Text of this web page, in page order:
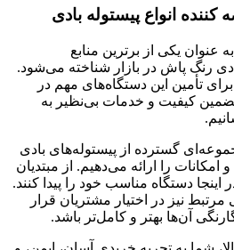
انواع پیستوله بادی
به عنوان یکی از برترین منابع
رنگ پاش در بازار شناخته می‌شود.
تأمین این دستگاه‌های مهم در
تضمین کیفیت و خدمات بی‌نظیر به
گسترده از پیستوله‌های بادی
را ارائه می‌دهیم. از مبتدیان
اینجا دستگاه مناسب خود را پیدا کنند.
مرتبط نیز در اختیار مشتریان قرار
آن‌ها بهتر و کامل‌تر باشد.